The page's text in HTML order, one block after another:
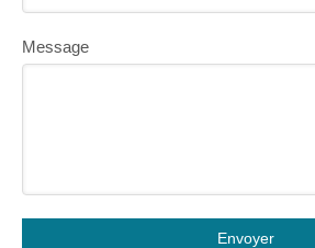
Message
Envoyer